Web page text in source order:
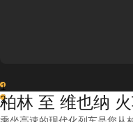
1
2
柏林 至 维也纳